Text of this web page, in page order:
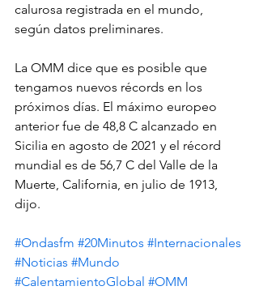
calurosa registrada en el mundo,
según datos preliminares.
La OMM dice que es posible que
tengamos nuevos récords en los
próximos días. El máximo europeo
anterior fue de 48,8 C alcanzado en
Sicilia en agosto de 2021 y el récord
mundial es de 56,7 C del Valle de la
Muerte, California, en julio de 1913,
dijo.
#Ondasfm #20Minutos #Internacionales
#Noticias #Mundo
#CalentamientoGlobal #OMM